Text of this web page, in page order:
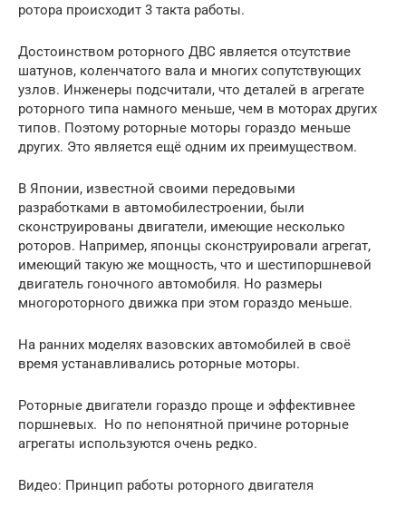
ротора происходит 3 такта работы.
Достоинством роторного ДВС является отсутствие
шатунов, коленчатого вала и многих сопутствующих
узлов. Инженеры подсчитали, что деталей в агрегате
роторного типа намного меньше, чем в моторах других
типов. Поэтому роторные моторы гораздо меньше
других. Это является ещё одним их преимуществом.
В Японии, известной своими передовыми
разработками в автомобилестроении, были
сконструированы двигатели, имеющие несколько
роторов. Например, японцы сконструировали агрегат,
имеющий такую же мощность, что и шестипоршневой
двигатель гоночного автомобиля. Но размеры
многороторного движка при этом гораздо меньше.
На ранних моделях вазовских автомобилей в своё
время устанавливались роторные моторы.
Роторные двигатели гораздо проще и эффективнее
поршневых. Но по непонятной причине роторные
агрегаты используются очень редко.
Видео: Принцип работы роторного двигателя